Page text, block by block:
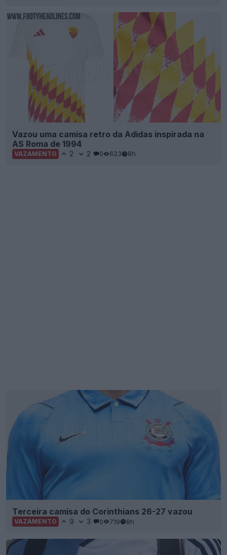
Vazou uma camisa retro da Adidas inspirada na
AS Roma de 1994
VAZAMENTO 2 2 0 623 8h
Terceira camisa do Corinthians 26-27 vazou
VAZAMENTO 9 3 0 719 8h